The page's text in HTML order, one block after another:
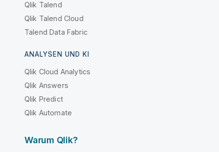
Qlik Talend
Qlik Talend Cloud
Talend Data Fabric
ANALYSEN UND KI
Qlik Cloud Analytics
Qlik Answers
Qlik Predict
Qlik Automate
Warum Qlik?